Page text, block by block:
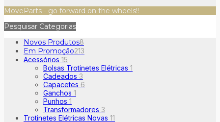
MoveParts - go forward on the wheels!!
Pesquisar Categorias
Novos Produtos8
Em Promoção213
Acessórios 15
Bolsas Trotinetes Elétricas 1
Cadeados 3
Capacetes 6
Ganchos 1
Punhos 1
Transformadores 3
Trotinetes Elétricas Novas 11